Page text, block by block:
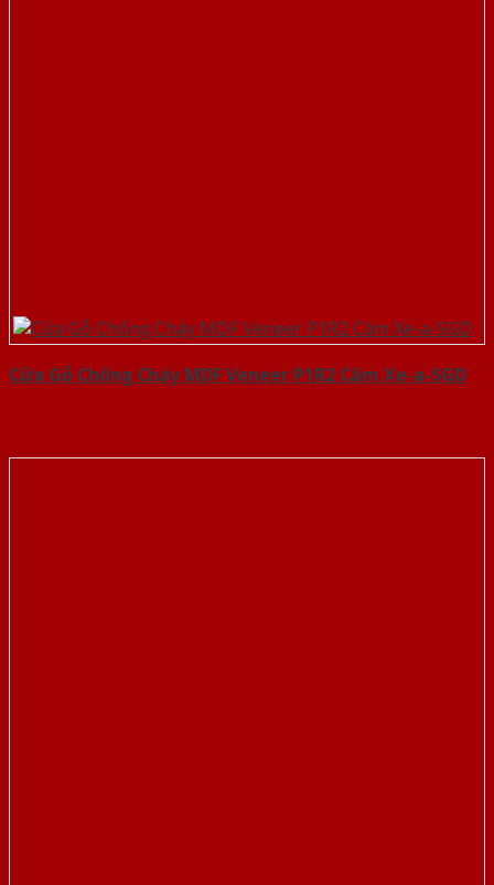
Cửa Gỗ Chống Cháy MDF Veneer P1R2 Căm Xe-a-SGD